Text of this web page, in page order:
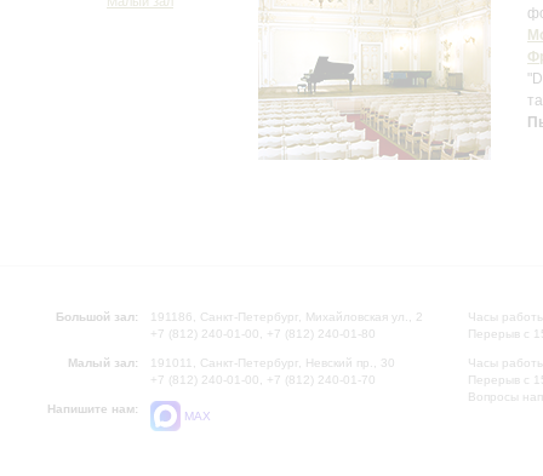
Большой зал:
191186, Санкт-Петербург, Михайловская ул., 2
+7 (812) 240-01-00, +7 (812) 240-01-80
Малый зал:
191011, Санкт-Петербург, Невский пр., 30
+7 (812) 240-01-00, +7 (812) 240-01-70
Напишите нам:
MAX
Часы
Перерыв с
Часы
Перерыв с
Вопросы